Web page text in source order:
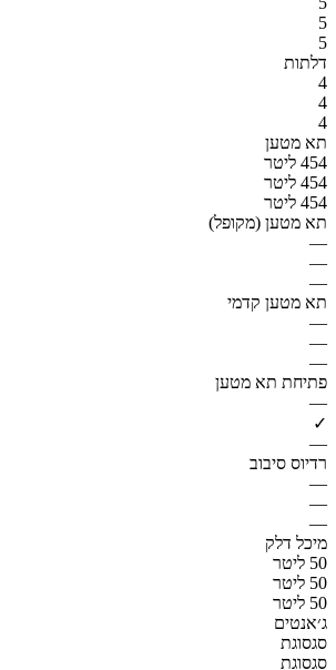
5
5
דלתות
4
4
4
תא מטען
454 ליטר
454 ליטר
454 ליטר
תא מטען (מקופל)
—
—
—
תא מטען קדמי
—
—
—
פתיחת תא מטען
—
✓
—
רדיוס סיבוב
—
—
—
מיכל דלק
50 ליטר
50 ליטר
50 ליטר
ג׳אנטים
סגסוגת
סגסוגת